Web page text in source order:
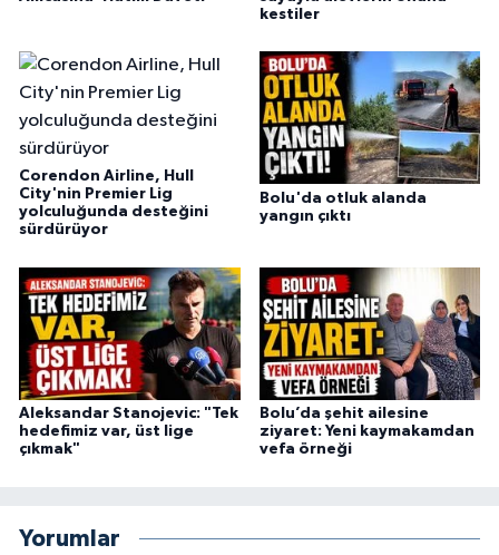
kestiler
Corendon Airline, Hull
City'nin Premier Lig
yolculuğunda desteğini
sürdürüyor
Bolu'da otluk alanda
yangın çıktı
Aleksandar Stanojevic: "Tek
hedefimiz var, üst lige
çıkmak"
Bolu’da şehit ailesine
ziyaret: Yeni kaymakamdan
vefa örneği
Yorumlar